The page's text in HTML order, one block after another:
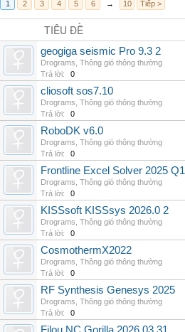
1 2 3 4 5 6 → 10 Tiếp >
TIÊU ĐỀ
geogiga seismic Pro 9.3 2
Drograms Thông gió thông thường
Trả lời:
0
cliosoft sos7.10
Drograms Thông gió thông thường
Trả lời:
0
RoboDK v6.0
Drograms Thông gió thông thường
Trả lời:
0
Frontline Excel Solver 2025 Q1
Drograms Thông gió thông thường
Trả lời:
0
KISSsoft KISSsys 2026.0 2
Drograms Thông gió thông thường
Trả lời:
0
CosmothermX2022
Drograms Thông gió thông thường
Trả lời:
0
RF Synthesis Genesys 2025
Drograms Thông gió thông thường
Trả lời:
0